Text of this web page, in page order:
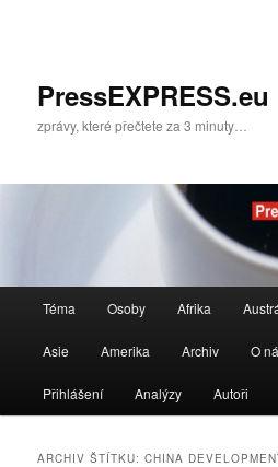
paneluPressEXPRESS.eu
zprávy, které přečtete za 3 minuty…
navigační
Téma Osoby Afrika
Asie Amerika Archiv O
Přihlášení Analýzy Autoři
ARCHIV ŠTÍTKU:CHINA